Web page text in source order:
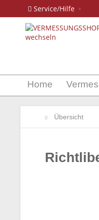
Service/Hilfe
Home
Übersicht